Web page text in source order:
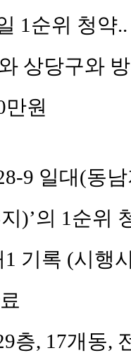
1순위 청
상당구와
만원
9 일대(동
)’의 1순위
1 기록 (시
층, 17개동,